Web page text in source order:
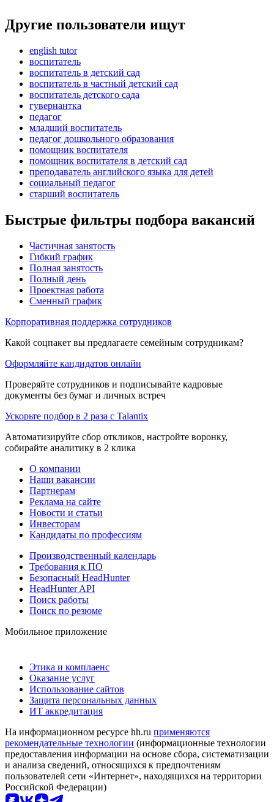
Другие пользователи ищут
english tutor
воспитатель
воспитатель в детский сад
воспитатель в частный детский сад
воспитатель детского сада
гувернантка
педагог
младший воспитатель
педагог дошкольного образования
помощник воспитателя
помощник воспитателя в детский сад
преподаватель английского языка для детей
социальный педагог
старший воспитатель
Быстрые фильтры подбора вакансий
Частичная занятость
Гибкий график
Полная занятость
Полный день
Проектная работа
Сменный график
Корпоративная поддержка сотрудников
Какой соцпакет вы предлагаете семейным сотрудникам?
Оформляйте кандидатов онлайн
Проверяйте сотрудников и подписывайте кадровые
документы без бумаг и личных встреч
Ускорьте подбор в 2 раза с Talantix
Автоматизируйте сбор откликов, настройте воронку,
собирайте аналитику в 2 клика
О компании
Наши вакансии
Партнерам
Реклама на сайте
Новости и статьи
Инвесторам
Кандидаты по профессиям
Производственный календарь
Требования к ПО
Безопасный HeadHunter
HeadHunter API
Поиск работы
Поиск по резюме
Мобильное приложение
Этика и комплаенс
Оказание услуг
Использование сайтов
Защита персональных данных
ИТ аккредитация
На информационном ресурсе hh.ru применяются
рекомендательные технологии (информационные технологии
предоставления информации на основе сбора, систематизации
и анализа сведений, относящихся к предпочтениям
пользователей сети «Интернет», находящихся на территории
Российской Федерации)